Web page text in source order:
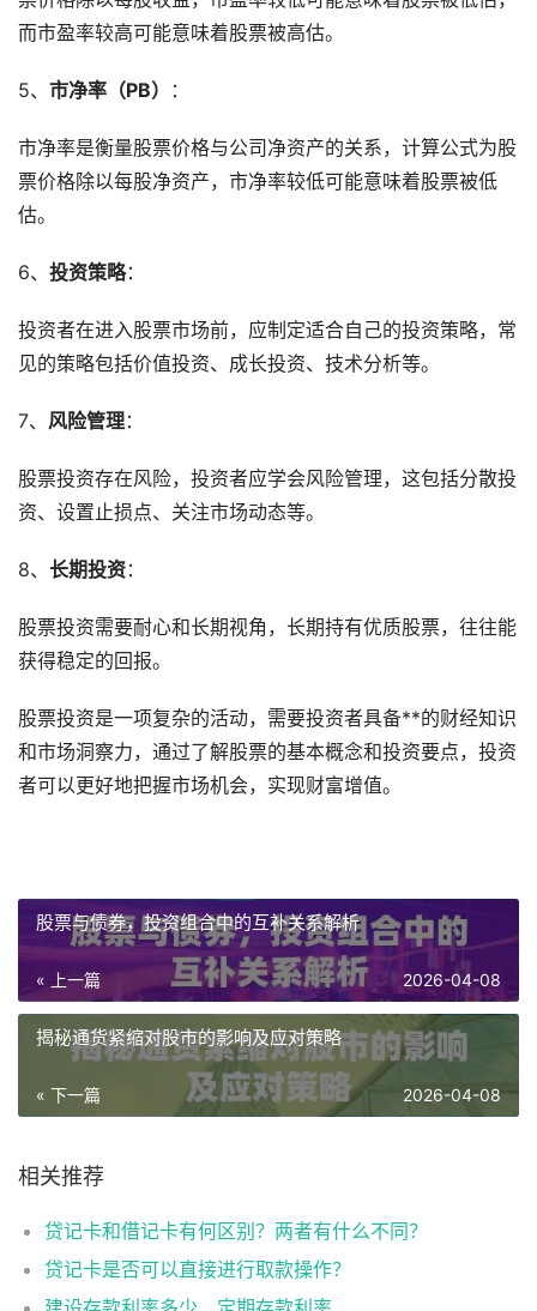
而市盈率较高可能意味着股票被高估。
5、 市净率（PB） ：
市净率是衡量股票价格与公司净资产的关系，计算公式为股
票价格除以每股净资产，市净率较低可能意味着股票被低
估。
6、 投资策略：
投资者在进入股票市场前，应制定适合自己的投资策略，常
见的策略包括价值投资、成长投资、技术分析等。
7、 风险管理：
股票投资存在风险，投资者应学会风险管理，这包括分散投
资、设置止损点、关注市场动态等。
8、 长期投资：
股票投资需要耐心和长期视角，长期持有优质股票，往往能
获得稳定的回报。
股票投资是一项复杂的活动，需要投资者具备**的财经知识
和市场洞察力，通过了解股票的基本概念和投资要点，投资
者可以更好地把握市场机会，实现财富增值。
股票与债券，投资组合中的互补关系解析
« 上一篇 2026-04-08
揭秘通货紧缩对股市的影响及应对策略
« 下一篇 2026-04-08
相关推荐
贷记卡和借记卡有何区别？两者有什么不同？
贷记卡是否可以直接进行取款操作？